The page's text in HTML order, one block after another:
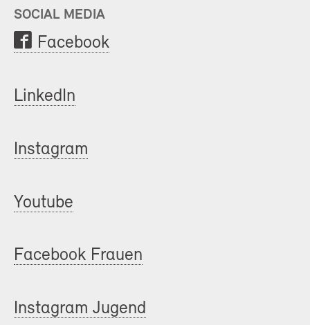
SOCIAL MEDIA
Facebook
LinkedIn
Instagram
Youtube
Facebook Frauen
Instagram Jugend